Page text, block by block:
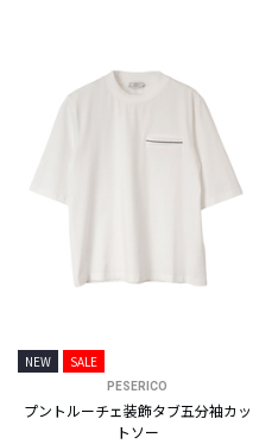
NEW SALE
PESERICO
プントルーチェ装飾タブ五分袖カッ
トソー